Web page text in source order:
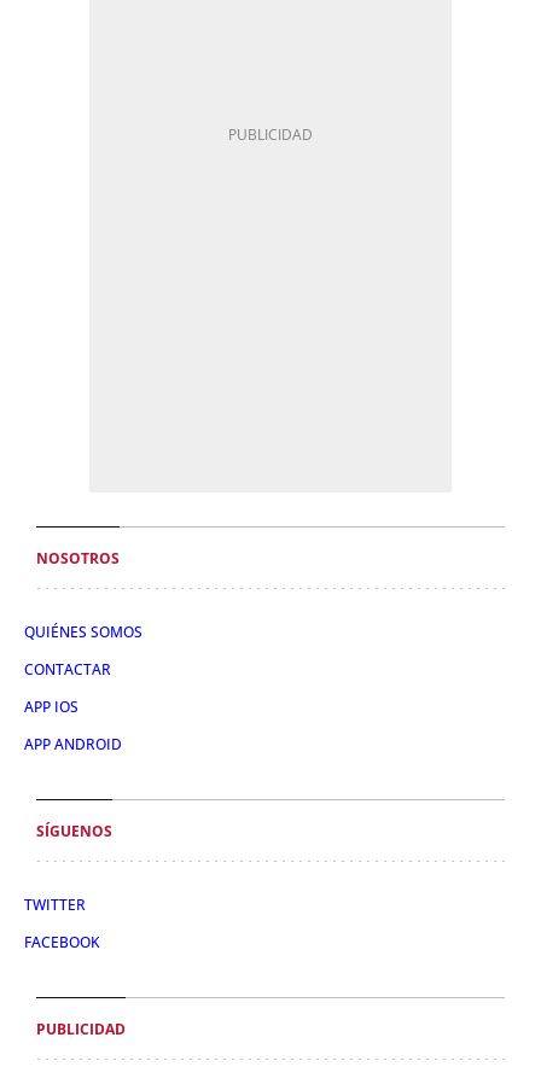
NOSOTROS
QUIÉNES SOMOS
CONTACTAR
APP IOS
APP ANDROID
SÍGUENOS
TWITTER
FACEBOOK
PUBLICIDAD